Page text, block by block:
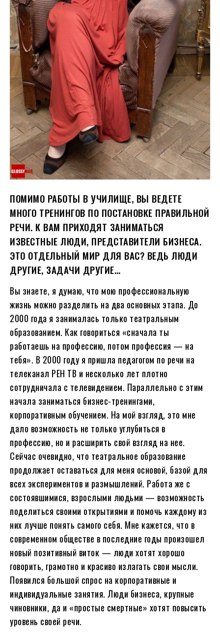
ПОМИМО РАБОТЫ В УЧИЛИЩЕ, ВЫ ВЕДЕТЕ
МНОГО ТРЕНИНГОВ ПО ПОСТАНОВКЕ ПРАВИЛЬНОЙ
РЕЧИ. К ВАМ ПРИХОДЯТ ЗАНИМАТЬСЯ
ИЗВЕСТНЫЕ ЛЮДИ, ПРЕДСТАВИТЕЛИ БИЗНЕСА.
ЭТО ОТДЕЛЬНЫЙ МИР ДЛЯ ВАС? ВЕДЬ ЛЮДИ
ДРУГИЕ, ЗАДАЧИ ДРУГИЕ…
Вы знаете, я думаю, что мою профессиональную
жизнь можно разделить на два основных этапа. До
2000 года я занималась только театральным
образованием. Как говориться «сначала ты
работаешь на профессию, потом профессия — на
тебя». В 2000 году я пришла педагогом по речи на
телеканал РЕН ТВ и несколько лет плотно
сотрудничала с телевидением. Параллельно с этим
начала заниматься бизнес-тренингами,
корпоративным обучением. На мой взгляд, это мне
дало возможность не только углубиться в
профессию, но и расширить свой взгляд на нее.
Сейчас очевидно, что театральное образование
продолжает оставаться для меня основой, базой для
всех экспериментов и размышлений. Работа же с
состоявшимися, взрослыми людьми — возможность
поделиться своими открытиями и помочь каждому из
них лучше понять самого себя. Мне кажется, что в
современном обществе в последние годы произошел
новый позитивный виток — люди хотят хорошо
говорить, грамотно и красиво излагать свои мысли.
Появился большой спрос на корпоративные и
индивидуальные занятия. Люди бизнеса, крупные
чиновники, да и «простые смертные» хотят повысить
уровень своей речи.